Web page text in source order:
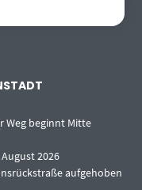
Weg beginnt Mitte
August 2026
aufgehoben